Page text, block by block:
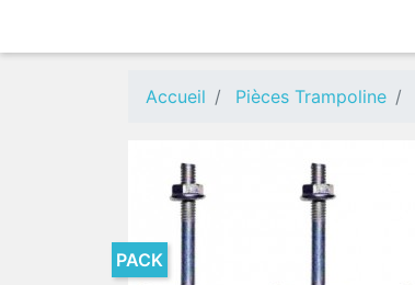
Accueil Pièces Trampoline
PACK